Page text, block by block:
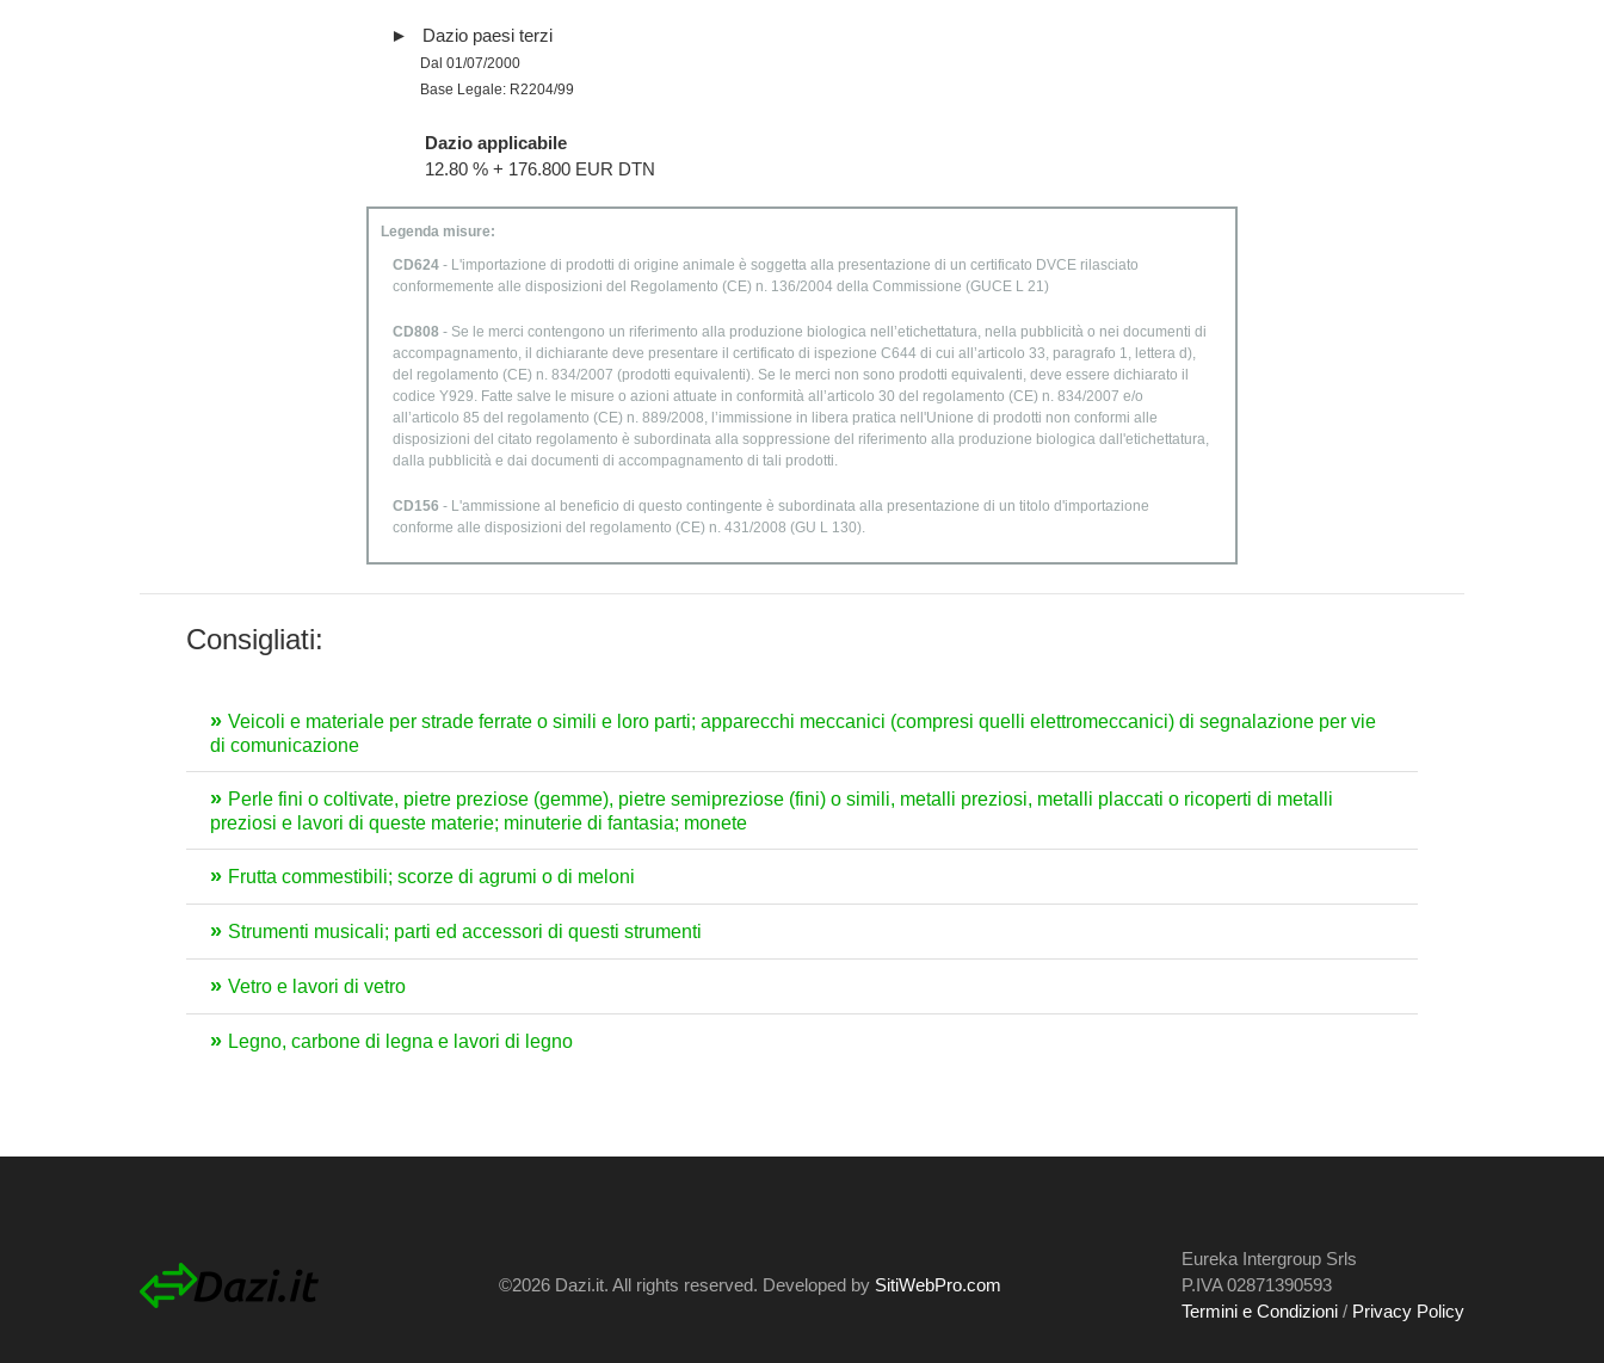
Dazio paesi terzi
Dal 01/07/2000
Base Legale: R2204/99
Dazio applicabile
12.80 % + 176.800 EUR DTN
Legenda misure:
CD624 - L'importazione di prodotti di origine animale è soggetta alla presentazione di un certificato DVCE rilasciato
conformemente alle disposizioni del Regolamento (CE) n. 136/2004 della Commissione (GUCE L 21)
CD808 - Se le merci contengono un riferimento alla produzione biologica nell’etichettatura, nella pubblicità o nei documenti di
accompagnamento, il dichiarante deve presentare il certificato di ispezione C644 di cui all’articolo 33, paragrafo 1, lettera d),
del regolamento (CE) n. 834/2007 (prodotti equivalenti). Se le merci non sono prodotti equivalenti, deve essere dichiarato il
codice Y929. Fatte salve le misure o azioni attuate in conformità all’articolo 30 del regolamento (CE) n. 834/2007 e/o
all’articolo 85 del regolamento (CE) n. 889/2008, l’immissione in libera pratica nell'Unione di prodotti non conformi alle
disposizioni del citato regolamento è subordinata alla soppressione del riferimento alla produzione biologica dall'etichettatura,
dalla pubblicità e dai documenti di accompagnamento di tali prodotti.
CD156 - L'ammissione al beneficio di questo contingente è subordinata alla presentazione di un titolo d'importazione
conforme alle disposizioni del regolamento (CE) n. 431/2008 (GU L 130).
Consigliati:
Veicoli e materiale per strade ferrate o simili e loro parti; apparecchi meccanici (compresi quelli elettromeccanici) di segnalazione per vie
di comunicazione
Perle fini o coltivate, pietre preziose (gemme), pietre semipreziose (fini) o simili, metalli preziosi, metalli placcati o ricoperti di metalli
preziosi e lavori di queste materie; minuterie di fantasia; monete
Frutta commestibili; scorze di agrumi o di meloni
Strumenti musicali; parti ed accessori di questi strumenti
Vetro e lavori di vetro
Legno, carbone di legna e lavori di legno
©2026 Dazi.it. All rights reserved. Developed by SitiWebPro.com
Eureka Intergroup Srls
P.IVA 02871390593
Termini e Condizioni / Privacy Policy